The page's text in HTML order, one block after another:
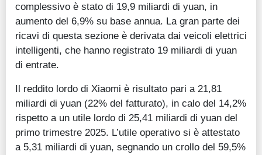
complessivo è stato di 19,9 miliardi di yuan, in
aumento del 6,9% su base annua. La gran parte dei
ricavi di questa sezione è derivata dai veicoli elettrici
intelligenti, che hanno registrato 19 miliardi di yuan
di entrate.
Il reddito lordo di Xiaomi è risultato pari a 21,81
miliardi di yuan (22% del fatturato), in calo del 14,2%
rispetto a un utile lordo di 25,41 miliardi di yuan del
primo trimestre 2025. L’utile operativo si è attestato
a 5,31 miliardi di yuan, segnando un crollo del 59,5%